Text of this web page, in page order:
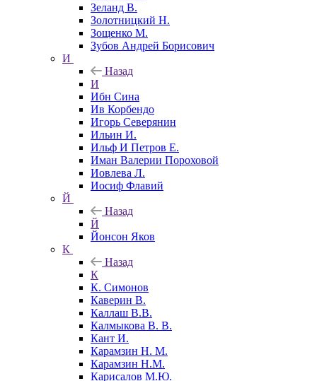
Зеланд В.
Золотницкий Н.
Зощенко М.
Зубов Андрей Борисович
И
Назад
И
Ибн Сина
Ив Корбендо
Игорь Северянин
Ильин И.
Ильф И Петров Е.
Иман Валерии Пороховой
Иовлева Л.
Иосиф Флавий
Й
Назад
Й
Йонсон Яков
К
Назад
К
К. Симонов
Каверин В.
Каллаш В.В.
Калмыкова В. В.
Кант И.
Карамзин Н. М.
Карамзин Н.М.
Карисалов М.Ю.